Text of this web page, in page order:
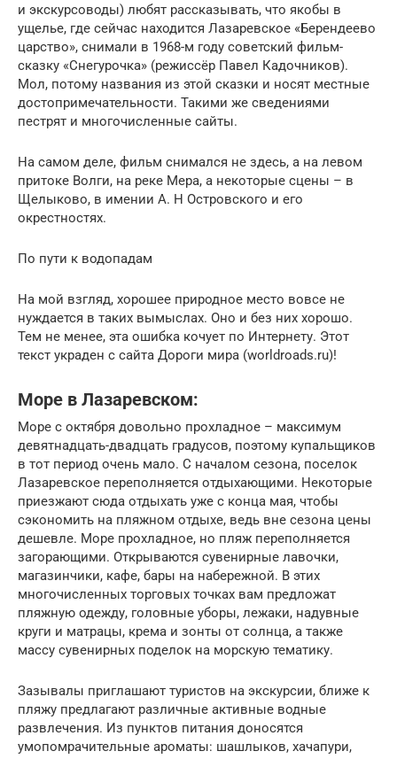
и экскурсоводы) любят рассказывать, что якобы в
ущелье, где сейчас находится Лазаревское «Берендеево
царство», снимали в 1968-м году советский фильм-
сказку «Снегурочка» (режиссёр Павел Кадочников).
Мол, потому названия из этой сказки и носят местные
достопримечательности. Такими же сведениями
пестрят и многочисленные сайты.
На самом деле, фильм снимался не здесь, а на левом
притоке Волги, на реке Мера, а некоторые сцены – в
Щелыково, в имении А. Н Островского и его
окрестностях.
По пути к водопадам
На мой взгляд, хорошее природное место вовсе не
нуждается в таких вымыслах. Оно и без них хорошо.
Тем не менее, эта ошибка кочует по Интернету. Этот
текст украден с сайта Дороги мира (worldroads.ru)!
Море в Лазаревском:
Море с октября довольно прохладное – максимум
девятнадцать-двадцать градусов, поэтому купальщиков
в тот период очень мало. С началом сезона, поселок
Лазаревское переполняется отдыхающими. Некоторые
приезжают сюда отдыхать уже с конца мая, чтобы
сэкономить на пляжном отдыхе, ведь вне сезона цены
дешевле. Море прохладное, но пляж переполняется
загорающими. Открываются сувенирные лавочки,
магазинчики, кафе, бары на набережной. В этих
многочисленных торговых точках вам предложат
пляжную одежду, головные уборы, лежаки, надувные
круги и матрацы, крема и зонты от солнца, а также
массу сувенирных поделок на морскую тематику.
Зазывалы приглашают туристов на экскурсии, ближе к
пляжу предлагают различные активные водные
развлечения. Из пунктов питания доносятся
умопомрачительные ароматы: шашлыков, хачапури,